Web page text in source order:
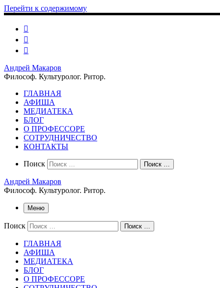
Перейти к содержимому
Андрей Макаров
Философ. Культуролог. Ритор.
ГЛАВНАЯ
АФИША
МЕДИАТЕКА
БЛОГ
О ПРОФЕССОРЕ
СОТРУДНИЧЕСТВО
КОНТАКТЫ
Search
Поиск Поиск …
Андрей Макаров
Философ. Культуролог. Ритор.
Меню
Поиск Поиск …
ГЛАВНАЯ
АФИША
МЕДИАТЕКА
БЛОГ
О ПРОФЕССОРЕ